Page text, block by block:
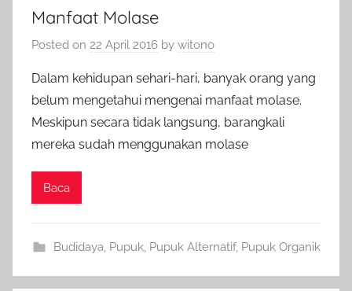
Manfaat Molase
Posted on 22 April 2016 by witono
Dalam kehidupan sehari-hari, banyak orang yang
belum mengetahui mengenai manfaat molase.
Meskipun secara tidak langsung, barangkali
mereka sudah menggunakan molase
Baca
Budidaya, Pupuk, Pupuk Alternatif, Pupuk Organik